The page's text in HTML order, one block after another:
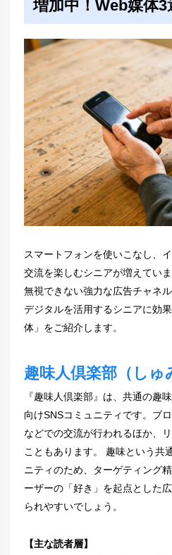
増加中！Web媒体3
スマートフォンを使いこなし、
交流を楽しむシニアが増えてい
無視できない強力な広告チャネ
デジタルを活用するシニアに効
体」をご紹介します。
趣味人倶楽部（しゅ
『趣味人倶楽部』は、共通の趣
向けSNSコミュニティです。ブ
などでの交流が行われるほか、
こともあります。 趣味という共
ニティのため、ターゲティング
ーザーの「好き」を起点とした
られやすいでしょう。
【主な読者層】